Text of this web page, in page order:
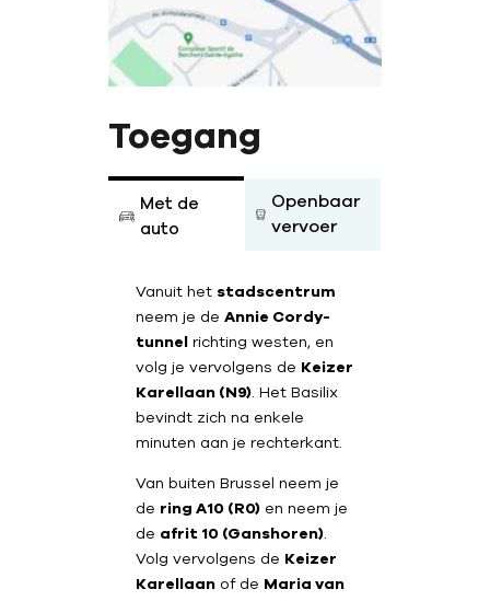
Toegang
Met de
auto
Openbaar
vervoer
Vanuit het stadscentrum
neem je de Annie Cordy-
tunnel richting westen, en
volg je vervolgens de Keizer
Karellaan (N9). Het Basilix
bevindt zich na enkele
minuten aan je rechterkant.
Van buiten Brussel neem je
de ring A10 (R0) en neem je
de afrit 10 (Ganshoren).
Volg vervolgens de Keizer
Karellaan of de Maria van
Trein
Bus STIB nr. 83 en 87